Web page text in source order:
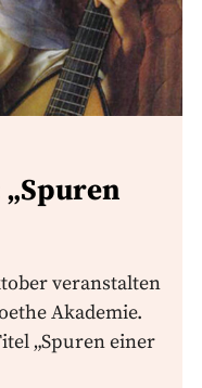
veranstalten
Akademie.
„Spuren einer